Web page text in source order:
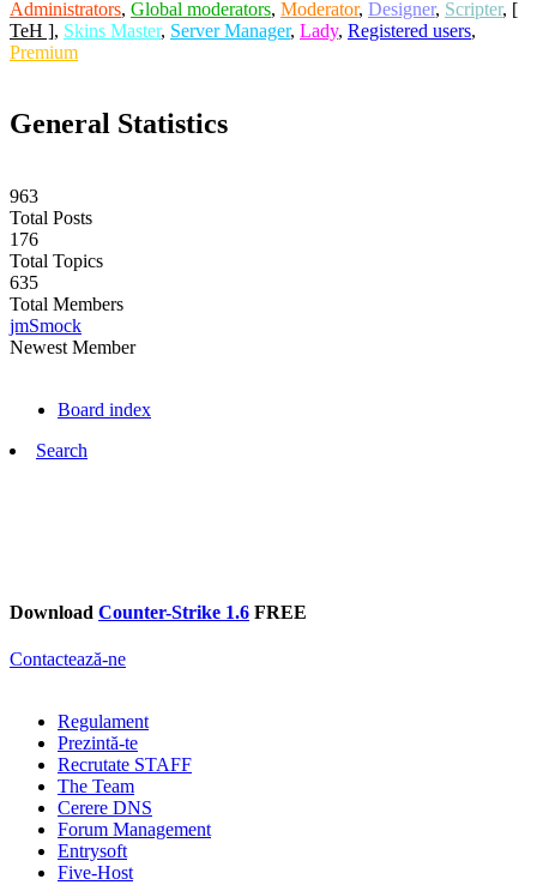
Administrators, Global moderators, Moderator, Designer, Scripter, [
TeH ], Skins Master, Server Manager, Lady, Registered users,
Premium
General Statistics
963
Total Posts
176
Total Topics
635
Total Members
jmSmock
Newest Member
Board index
Search
Download Counter-Strike 1.6 FREE
Contactează-ne
Regulament
Prezintă-te
Recrutate STAFF
The Team
Cerere DNS
Forum Management
Entrysoft
Five-Host